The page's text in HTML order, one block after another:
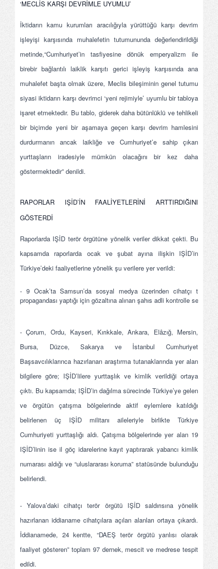
‘MECLİS KARŞI DEVRİMLE UYUMLU’
İktidarın kamu kurumları aracılığıyla yürüttüğü karşı devrim
işleyişi karşısında muhalefetin tutumununda değerlendirildiği
metinde,“Cumhuriyet’in tasfiyesine dönük emperyalizm ile
birebir bağlantılı laiklik karşıtı gerici işleyiş karşısında ana
muhalefet başta olmak üzere, Meclis bileşiminin genel tutumu
siyasi iktidarın karşı devrimci ‘yeni rejimiyle’ uyumlu bir tabloya
işaret etmektedir. Bu tablo, giderek daha bütünlüklü ve tehlikeli
bir biçimde yeni bir aşamaya geçen karşı devrim hamlesini
durdurmanın ancak laikliğe ve Cumhuriyet’e sahip çıkan
yurttaşların iradesiyle mümkün olacağını bir kez daha
göstermektedir” denildi.
RAPORLAR IŞİD’İN FAALİYETLERİNİ ARTTIRDIĞINI
GÖSTERDİ
Raporlarda IŞİD terör örgütüne yönelik veriler dikkat çekti. Bu
kapsamda raporlarda ocak ve şubat ayına ilişkin IŞİD’in
Türkiye’deki faaliyetlerine yönelik şu verilere yer verildi:
- 9 Ocak’ta Samsun’da sosyal medya üzerinden cihatçı terör
propagandası yaptığı için gözaltına alınan şahıs adli kontrolle serbest
- Çorum, Ordu, Kayseri, Kırıkkale, Ankara, Elâzığ, Mersin,
Bursa, Düzce, Sakarya ve İstanbul Cumhuriyet
Başsavcılıklarınca hazırlanan araştırma tutanaklarında yer alan
bilgilere göre; IŞİD’lilere yurttaşlık ve kimlik verildiği ortaya
çıktı. Bu kapsamda; IŞİD’in dağılma sürecinde Türkiye’ye gelen
ve örgütün çatışma bölgelerinde aktif eylemlere katıldığı
belirlenen üç IŞİD militanı aileleriyle birlikte Türkiye
Cumhuriyeti yurttaşlığı aldı. Çatışma bölgelerinde yer alan 19
IŞİD’linin ise il göç idarelerine kayıt yaptırarak yabancı kimlik
numarası aldığı ve “uluslararası koruma” statüsünde bulunduğu
belirlendi.
- Yalova’daki cihatçı terör örgütü IŞİD saldırısına yönelik
hazırlanan iddianame cihatçılara açılan alanları ortaya çıkardı.
İddianamede, 24 kentte, “DAEŞ terör örgütü yanlısı olarak
faaliyet gösteren” toplam 97 dernek, mescit ve medrese tespit
edildi.